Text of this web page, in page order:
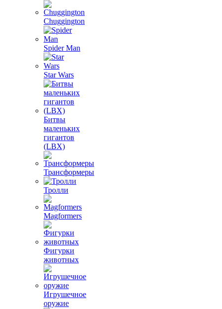
Chuggington
Spider Man
Star Wars
Битвы
маленьких
гигантов
(LBX)
Трансформеры
Тролли
Magformers
Фигурки
животных
Игрушечное
оружие